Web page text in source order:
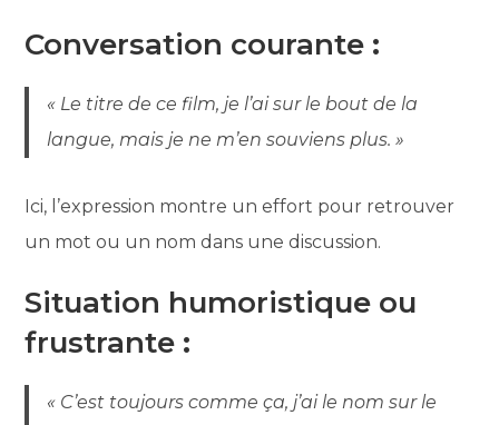
Conversation courante :
« Le titre de ce film, je l’ai sur le bout de la
langue, mais je ne m’en souviens plus. »
Ici, l’expression montre un effort pour retrouver
un mot ou un nom dans une discussion.
Situation humoristique ou
frustrante :
« C’est toujours comme ça, j’ai le nom sur le